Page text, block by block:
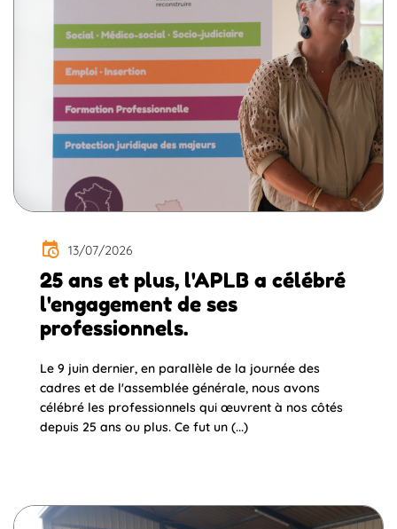
13/07/2026
25 ans et plus, l'APLB a célébré
l'engagement de ses
professionnels.
Le 9 juin dernier, en parallèle de la journée des
cadres et de l'assemblée générale, nous avons
célébré les professionnels qui œuvrent à nos côtés
depuis 25 ans ou plus. Ce fut un (...)